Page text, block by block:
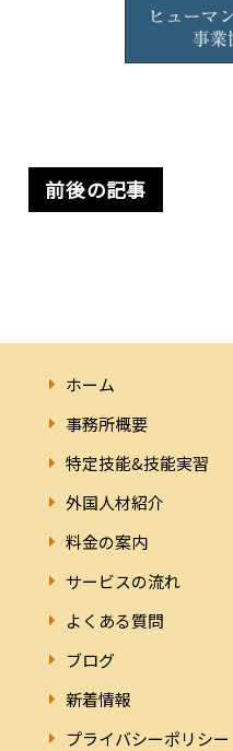
前後の記事
ホーム
事務所概要
特定技能&技能実習
外国人材紹介
料金の案内
サービスの流れ
よくある質問
ブログ
新着情報
プライバシーポリシー